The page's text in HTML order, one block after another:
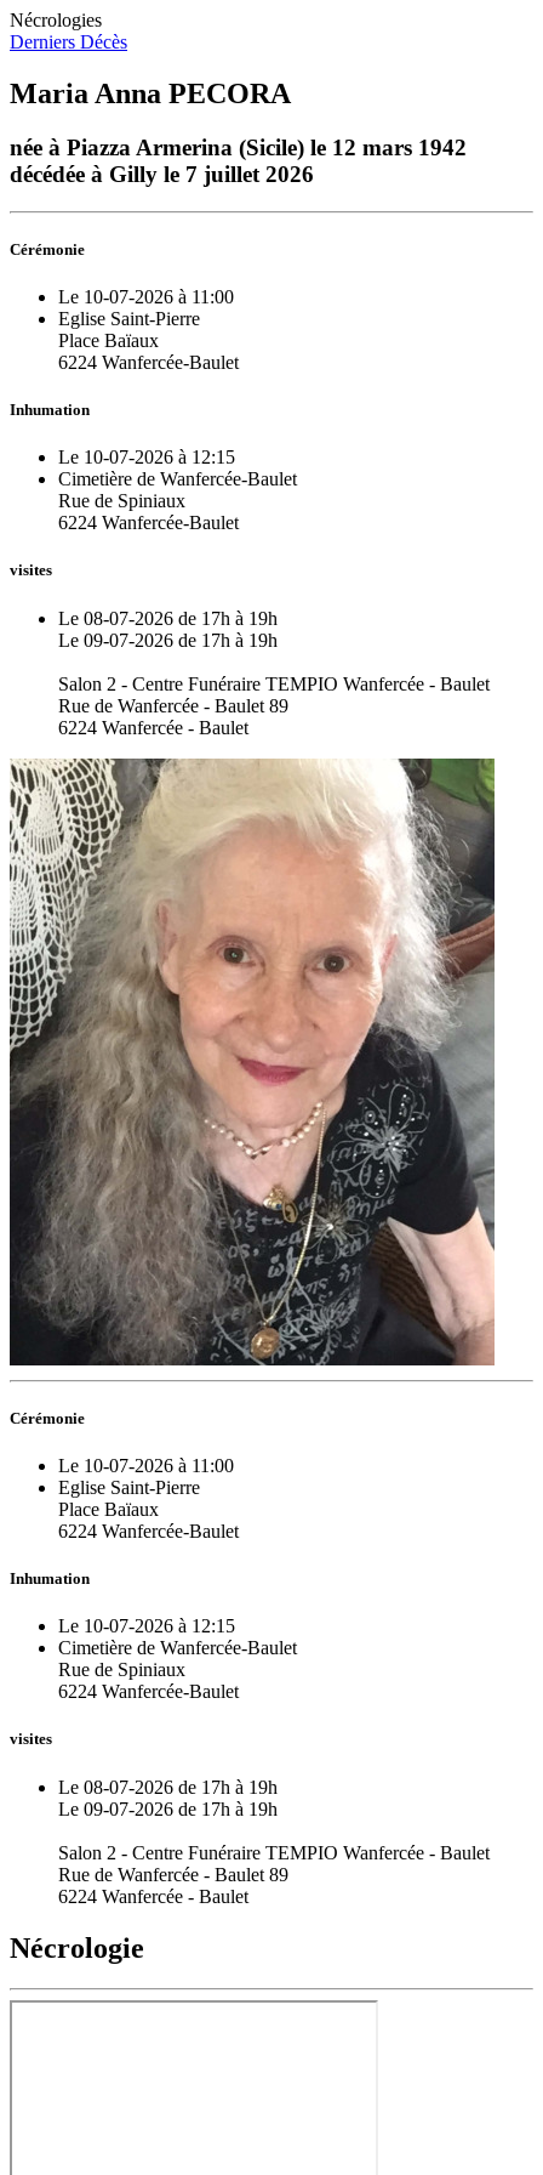
Nécrologies
Derniers Décès
Maria Anna PECORA
née à Piazza Armerina (Sicile) le 12 mars 1942
décédée à Gilly le 7 juillet 2026
Cérémonie
Le 10-07-2026 à 11:00
Eglise Saint-Pierre
Place Baïaux
6224 Wanfercée-Baulet
Inhumation
Le 10-07-2026 à 12:15
Cimetière de Wanfercée-Baulet
Rue de Spiniaux
6224 Wanfercée-Baulet
visites
Le 08-07-2026 de 17h à 19h
Le 09-07-2026 de 17h à 19h
Salon 2 - Centre Funéraire TEMPIO Wanfercée - Baulet
Rue de Wanfercée - Baulet 89
6224 Wanfercée - Baulet
Cérémonie
Le 10-07-2026 à 11:00
Eglise Saint-Pierre
Place Baïaux
6224 Wanfercée-Baulet
Inhumation
Le 10-07-2026 à 12:15
Cimetière de Wanfercée-Baulet
Rue de Spiniaux
6224 Wanfercée-Baulet
visites
Le 08-07-2026 de 17h à 19h
Le 09-07-2026 de 17h à 19h
Salon 2 - Centre Funéraire TEMPIO Wanfercée - Baulet
Rue de Wanfercée - Baulet 89
6224 Wanfercée - Baulet
Nécrologie